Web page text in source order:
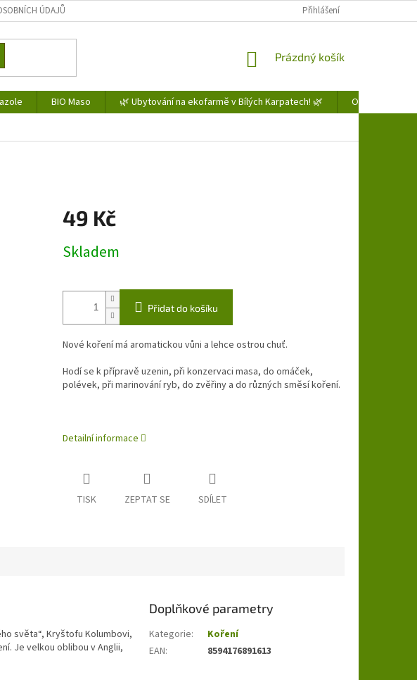
ÚDAJŮ Přihlášení
NÁKUPNÍ
Prázdný košík
BIO Maso 🌿 Ubytování na ekofarmě v Bílých Karpatech! 🌿
Obchodní
49 Kč
cena:
Skladem
Přidat do košíku
Nové koření má aromatickou vůni a lehce ostrou chuť.
Hodí se k přípravě uzenin, při konzervaci masa, do omáček,
polévek, při marinování ryb, do zvěřiny a do různých směsí koření.
Detailní informace
TISK ZEPTAT SE SDÍLET
světa“, Kryštofu Kolumbovi,
Je velkou oblibou v Anglii,
Doplňkové parametry
Kategorie:
Koření
EAN: 8594176891613